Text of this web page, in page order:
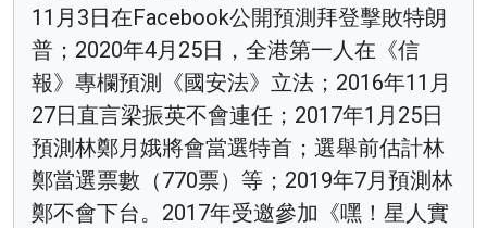
11月3日在Facebook公開預測拜登擊敗特朗
普；2020年4月25日，全港第一人在《信
報》專欄預測《國安法》立法；2016年11月
27日直言梁振英不會連任；2017年1月25日
預測林鄭月娥將會當選特首；選舉前估計林
鄭當選票數（770票）等；2019年7月預測林
鄭不會下台。2017年受邀參加《嘿！星人實